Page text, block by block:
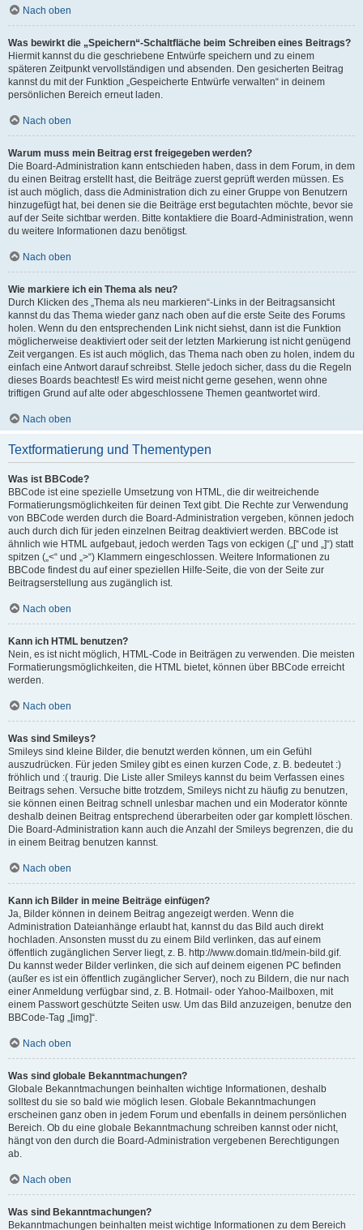
Nach oben
Was bewirkt die „Speichern“-Schaltfläche beim Schreiben eines Beitrags?
Hiermit kannst du die geschriebene Entwürfe speichern und zu einem
späteren Zeitpunkt vervollständigen und absenden. Den gesicherten Beitrag
kannst du mit der Funktion „Gespeicherte Entwürfe verwalten“ in deinem
persönlichen Bereich erneut laden.
Nach oben
Warum muss mein Beitrag erst freigegeben werden?
Die Board-Administration kann entschieden haben, dass in dem Forum, in dem
du einen Beitrag erstellt hast, die Beiträge zuerst geprüft werden müssen. Es
ist auch möglich, dass die Administration dich zu einer Gruppe von Benutzern
hinzugefügt hat, bei denen sie die Beiträge erst begutachten möchte, bevor sie
auf der Seite sichtbar werden. Bitte kontaktiere die Board-Administration, wenn
du weitere Informationen dazu benötigst.
Nach oben
Wie markiere ich ein Thema als neu?
Durch Klicken des „Thema als neu markieren“-Links in der Beitragsansicht
kannst du das Thema wieder ganz nach oben auf die erste Seite des Forums
holen. Wenn du den entsprechenden Link nicht siehst, dann ist die Funktion
möglicherweise deaktiviert oder seit der letzten Markierung ist nicht genügend
Zeit vergangen. Es ist auch möglich, das Thema nach oben zu holen, indem du
einfach eine Antwort darauf schreibst. Stelle jedoch sicher, dass du die Regeln
dieses Boards beachtest! Es wird meist nicht gerne gesehen, wenn ohne
triftigen Grund auf alte oder abgeschlossene Themen geantwortet wird.
Nach oben
Textformatierung und Thementypen
Was ist BBCode?
BBCode ist eine spezielle Umsetzung von HTML, die dir weitreichende
Formatierungsmöglichkeiten für deinen Text gibt. Die Rechte zur Verwendung
von BBCode werden durch die Board-Administration vergeben, können jedoch
auch durch dich für jeden einzelnen Beitrag deaktiviert werden. BBCode ist
ähnlich wie HTML aufgebaut, jedoch werden Tags von eckigen („[“ und „]“) statt
spitzen („<“ und „>“) Klammern eingeschlossen. Weitere Informationen zu
BBCode findest du auf einer speziellen Hilfe-Seite, die von der Seite zur
Beitragserstellung aus zugänglich ist.
Nach oben
Kann ich HTML benutzen?
Nein, es ist nicht möglich, HTML-Code in Beiträgen zu verwenden. Die meisten
Formatierungsmöglichkeiten, die HTML bietet, können über BBCode erreicht
werden.
Nach oben
Was sind Smileys?
Smileys sind kleine Bilder, die benutzt werden können, um ein Gefühl
auszudrücken. Für jeden Smiley gibt es einen kurzen Code, z. B. bedeutet :)
fröhlich und :( traurig. Die Liste aller Smileys kannst du beim Verfassen eines
Beitrags sehen. Versuche bitte trotzdem, Smileys nicht zu häufig zu benutzen,
sie können einen Beitrag schnell unlesbar machen und ein Moderator könnte
deshalb deinen Beitrag entsprechend überarbeiten oder gar komplett löschen.
Die Board-Administration kann auch die Anzahl der Smileys begrenzen, die du
in einem Beitrag benutzen kannst.
Nach oben
Kann ich Bilder in meine Beiträge einfügen?
Ja, Bilder können in deinem Beitrag angezeigt werden. Wenn die
Administration Dateianhänge erlaubt hat, kannst du das Bild auch direkt
hochladen. Ansonsten musst du zu einem Bild verlinken, das auf einem
öffentlich zugänglichen Server liegt, z. B. http://www.domain.tld/mein-bild.gif.
Du kannst weder Bilder verlinken, die sich auf deinem eigenen PC befinden
(außer es ist ein öffentlich zugänglicher Server), noch zu Bildern, die nur nach
einer Anmeldung verfügbar sind, z. B. Hotmail- oder Yahoo-Mailboxen, mit
einem Passwort geschützte Seiten usw. Um das Bild anzuzeigen, benutze den
BBCode-Tag „[img]“.
Nach oben
Was sind globale Bekanntmachungen?
Globale Bekanntmachungen beinhalten wichtige Informationen, deshalb
solltest du sie so bald wie möglich lesen. Globale Bekanntmachungen
erscheinen ganz oben in jedem Forum und ebenfalls in deinem persönlichen
Bereich. Ob du eine globale Bekanntmachung schreiben kannst oder nicht,
hängt von den durch die Board-Administration vergebenen Berechtigungen
ab.
Nach oben
Was sind Bekanntmachungen?
Bekanntmachungen beinhalten meist wichtige Informationen zu dem Bereich